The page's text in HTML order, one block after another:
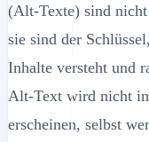
(Alt-Texte) sind
sie sind der
Inhalte versteht und
Alt-Text wird nicht
erscheinen, selbst